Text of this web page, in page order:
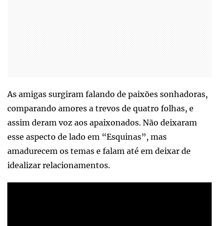
As amigas surgiram falando de paixões sonhadoras,
comparando amores a trevos de quatro folhas, e
assim deram voz aos apaixonados. Não deixaram
esse aspecto de lado em “Esquinas”, mas
amadurecem os temas e falam até em deixar de
idealizar relacionamentos.